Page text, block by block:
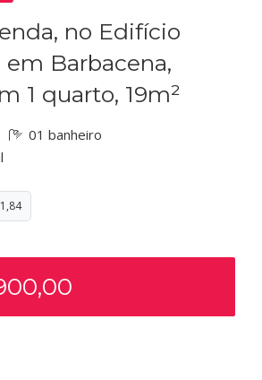
no Edifício
em Barbacena,
1 quarto, 19m²
01 banheiro